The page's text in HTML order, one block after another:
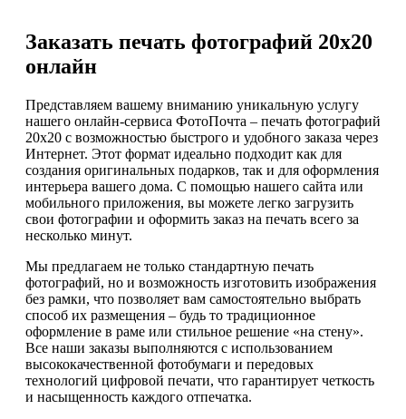
Заказать печать фотографий 20х20
онлайн
Представляем вашему вниманию уникальную услугу
нашего онлайн-сервиса ФотоПочта – печать фотографий
20х20 с возможностью быстрого и удобного заказа через
Интернет. Этот формат идеально подходит как для
создания оригинальных подарков, так и для оформления
интерьера вашего дома. С помощью нашего сайта или
мобильного приложения, вы можете легко загрузить
свои фотографии и оформить заказ на печать всего за
несколько минут.
Мы предлагаем не только стандартную печать
фотографий, но и возможность изготовить изображения
без рамки, что позволяет вам самостоятельно выбрать
способ их размещения – будь то традиционное
оформление в раме или стильное решение «на стену».
Все наши заказы выполняются с использованием
высококачественной фотобумаги и передовых
технологий цифровой печати, что гарантирует четкость
и насыщенность каждого отпечатка.